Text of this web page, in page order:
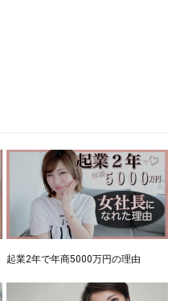
起業2年で年商5000万円の理由